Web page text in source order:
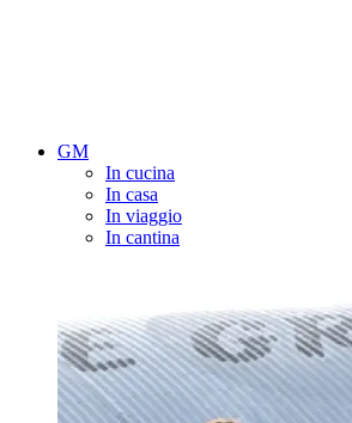
GM
In cucina
In casa
In viaggio
In cantina